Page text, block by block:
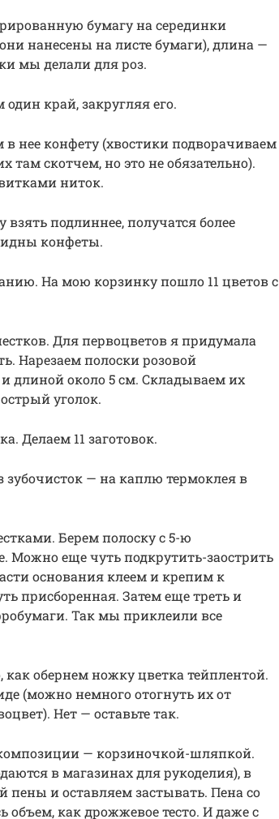
бумагу на серединки
нанесены на листе бумаги), длина —
мы делали для роз.
край, закругляя его.
нее конфету (хвостики подворачиваем
там скотчем, но это не обязательно).
ниток.
подлиннее, получатся более
конфеты.
На мою корзинку пошло 11 цветов с
Для первоцветов я придумала
Нарезаем полоски розовой
длиной около 5 см. Складываем их
уголок.
Делаем 11 заготовок.
зубочисток — на каплю термоклея в
Берем полоску с 5-ю
Можно еще чуть подкрутить-заострить
основания клеем и крепим к
присборенная. Затем еще треть и
Так мы приклеили все
обернем ножку цветка тейплентой.
(можно немного отогнуть их от
Нет — оставьте так.
— корзиночкой-шляпкой.
в магазинах для рукоделия), в
и оставляем застывать. Пена со
объем, как дрожжевое тесто. И даже с